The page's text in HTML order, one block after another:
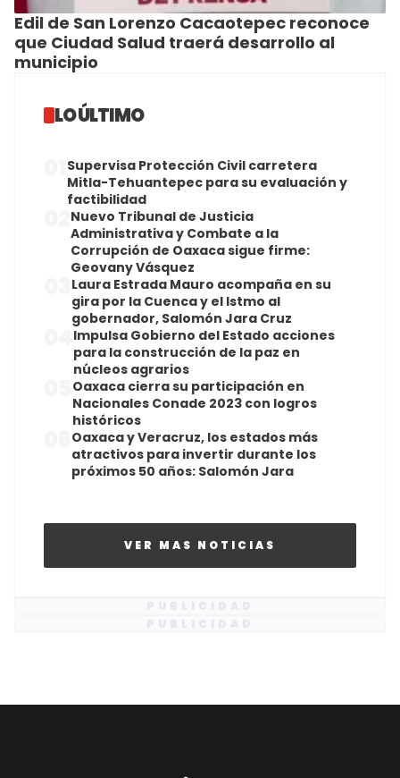
Edil de San Lorenzo Cacaotepec reconoce
que Ciudad Salud traerá desarrollo al
municipio
LO ÚLTIMO
Supervisa Protección Civil carretera
Mitla-Tehuantepec para su evaluación y
factibilidad
Nuevo Tribunal de Justicia
Administrativa y Combate a la
Corrupción de Oaxaca sigue firme:
Geovany Vásquez
Laura Estrada Mauro acompaña en su
gira por la Cuenca y el Istmo al
gobernador, Salomón Jara Cruz
Impulsa Gobierno del Estado acciones
para la construcción de la paz en
núcleos agrarios
Oaxaca cierra su participación en
Nacionales Conade 2023 con logros
históricos
Oaxaca y Veracruz, los estados más
atractivos para invertir durante los
próximos 50 años: Salomón Jara
VER MAS NOTICIAS